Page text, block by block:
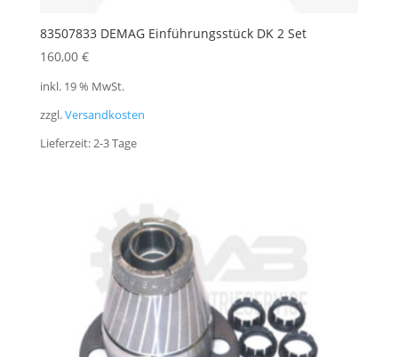
83507833 DEMAG Einführungsstück DK 2 Set
160,00 €
inkl. 19 % MwSt.
zzgl.Versandkosten
Lieferzeit:2-3 Tage